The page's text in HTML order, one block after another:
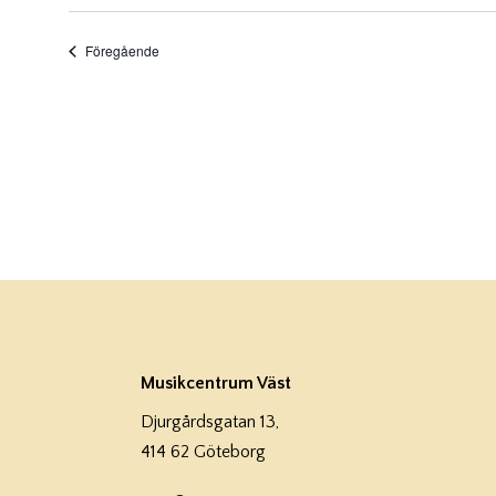
Välj
FöregåendeEvenemang
Musikcentrum Väst
Djurgårdsgatan 13,
414 62 Göteborg